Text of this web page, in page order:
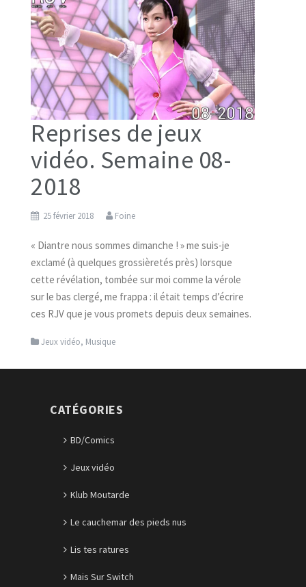
Reprises de jeux
vidéo. Semaine 08-
2018
25 février 2018 Foine
« Diantre nous sommes dimanche ! » me suis-je
exclamé (à quelques grossièretés près) lorsque
cette révélation, tombée sur moi comme la vérole
sur le bas clergé, me frappa : il était temps d’écrire
ces RJV que je vous promets depuis deux semaines.
Jeux vidéo, Musique
CATÉGORIES
BD/Comics
Jeux vidéo
Klub Moutarde
Le cauchemar des pieds nus
Lis tes ratures
Mais Sur Switch